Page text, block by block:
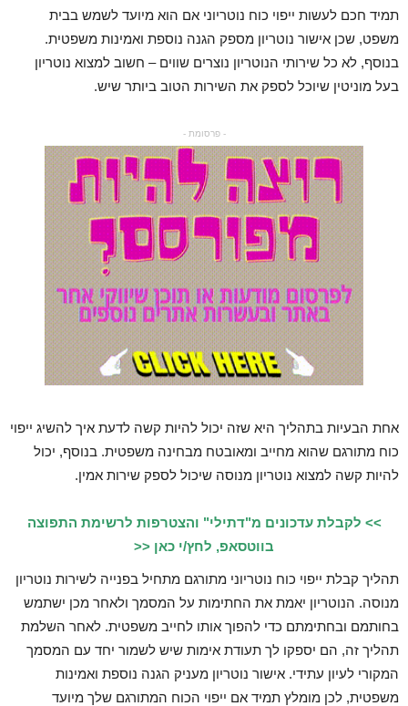
תמיד חכם לעשות ייפוי כוח נוטריוני אם הוא מיועד לשמש בבית
משפט, שכן אישור נוטריון מספק הגנה נוספת ואמינות משפטית.
בנוסף, לא כל שירותי הנוטריון נוצרים שווים – חשוב למצוא נוטריון
בעל מוניטין שיוכל לספק את השירות הטוב ביותר שיש.
- פרסומת -
אחת הבעיות בתהליך היא שזה יכול להיות קשה לדעת איך להשיג ייפוי
כוח מתורגם שהוא מחייב ומאובטח מבחינה משפטית. בנוסף, יכול
להיות קשה למצוא נוטריון מנוסה שיכול לספק שירות אמין.
>> לקבלת עדכונים מ"דתילי" והצטרפות לרשימת התפוצה
בווטסאפ, לחץ/י כאן <<
תהליך קבלת ייפוי כוח נוטריוני מתורגם מתחיל בפנייה לשירות נוטריון
מנוסה. הנוטריון יאמת את החתימות על המסמך ולאחר מכן ישתמש
בחותמם ובחתימתם כדי להפוך אותו לחייב משפטית. לאחר השלמת
תהליך זה, הם יספקו לך תעודת אימות שיש לשמור יחד עם המסמך
המקורי לעיון עתידי. אישור נוטריון מעניק הגנה נוספת ואמינות
משפטית, לכן מומלץ תמיד אם ייפוי הכוח המתורגם שלך מיועד